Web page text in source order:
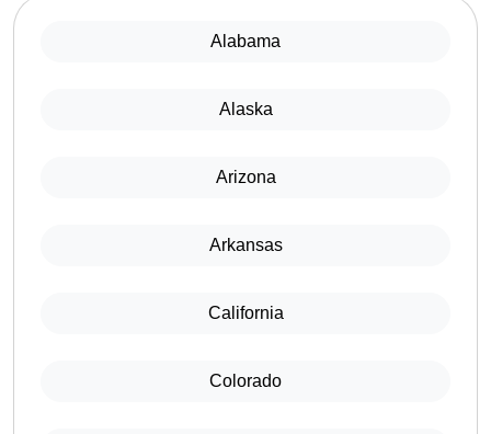
Alabama
Alaska
Arizona
Arkansas
California
Colorado